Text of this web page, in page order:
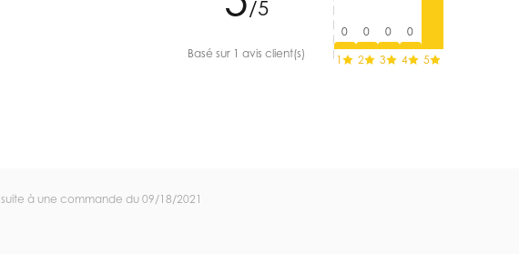
/5
Basé sur 1 avis client(s)
0
1
0
2
0
3
0
4 5
suite à une commande du 09/18/2021